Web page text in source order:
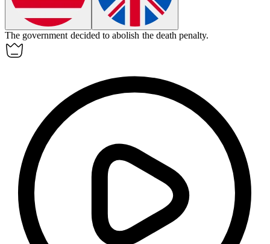
The government decided toabolish the death penalty.